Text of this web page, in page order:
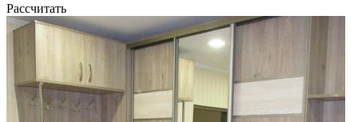
Рассчитать